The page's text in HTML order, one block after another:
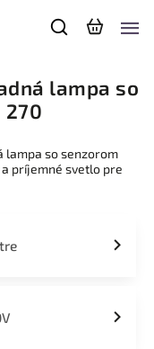
lampa so
270
lampa so senzorom
príjemné svetlo pre